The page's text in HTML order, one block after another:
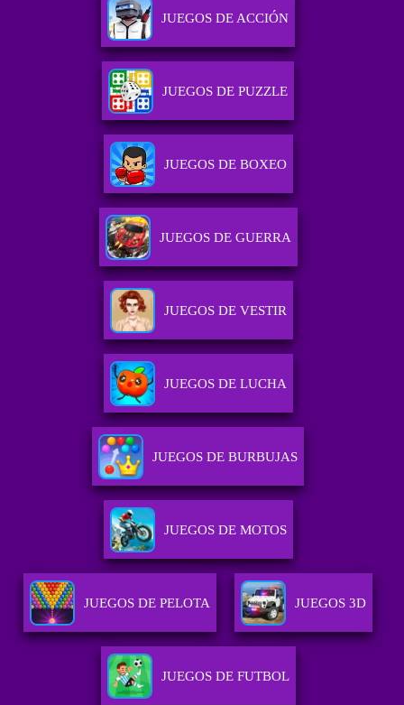
JUEGOS DE ACCIÓN
JUEGOS DE PUZZLE
JUEGOS DE BOXEO
JUEGOS DE GUERRA
JUEGOS DE VESTIR
JUEGOS DE LUCHA
JUEGOS DE BURBUJAS
JUEGOS DE MOTOS
JUEGOS DE PELOTA JUEGOS 3D
JUEGOS DE FUTBOL